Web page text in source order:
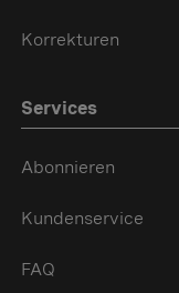
Korrekturen
Services
Abonnieren
Kundenservice
FAQ